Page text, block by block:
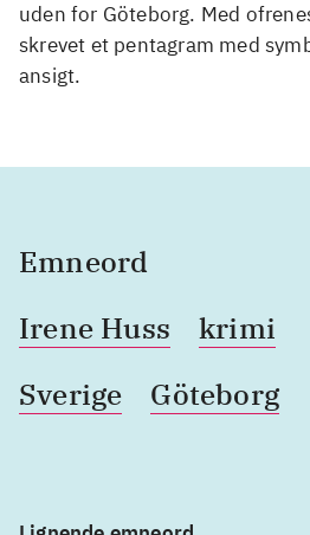
uden for Göteborg. Med
skrevet et pentagram med
ansigt.
Emneord
Irene Huss
krimi
Sverige
Göteborg